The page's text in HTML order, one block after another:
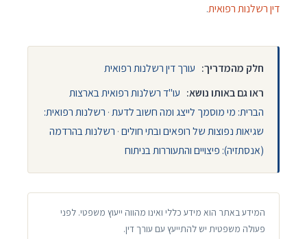
דין רשלנות רפואית.
חלק מהמדריך: עורך דין רשלנות רפואית
ראו גם באותו נושא: עו"ד רשלנות רפואית בארצות
הברית: מי מוסמך לייצג ומה חשוב לדעת· רשלנות רפואית:
שגיאות נפוצות של רופאים ובתי חולים· רשלנות בהרדמה
(אנסתזיה): פיצויים והתעוררות בניתוח
המידע באתר הוא מידע כללי ואינו מהווה ייעוץ משפטי. לפני
פעולה משפטית יש להתייעץ עם עורך דין.